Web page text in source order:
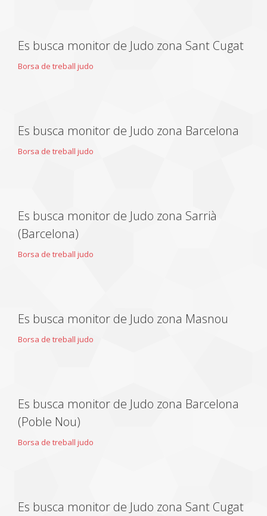
Es busca monitor de Judo zona Sant Cugat
Borsa de treball judo
Es busca monitor de Judo zona Barcelona
Borsa de treball judo
Es busca monitor de Judo zona Sarrià
(Barcelona)
Borsa de treball judo
Es busca monitor de Judo zona Masnou
Borsa de treball judo
Es busca monitor de Judo zona Barcelona
(Poble Nou)
Borsa de treball judo
Es busca monitor de Judo zona Sant Cugat